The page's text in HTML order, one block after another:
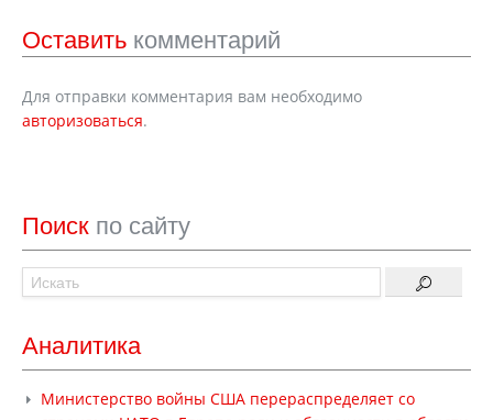
Оставить комментарий
Для отправки комментария вам необходимо
авторизоваться.
Поиск по сайту
Аналитика
Министерство войны США перераспределяет со